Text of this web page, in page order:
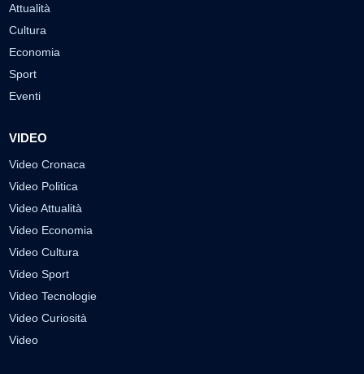
Attualità
Cultura
Economia
Sport
Eventi
VIDEO
Video Cronaca
Video Politica
Video Attualità
Video Economia
Video Cultura
Video Sport
Video Tecnologie
Video Curiosità
Video